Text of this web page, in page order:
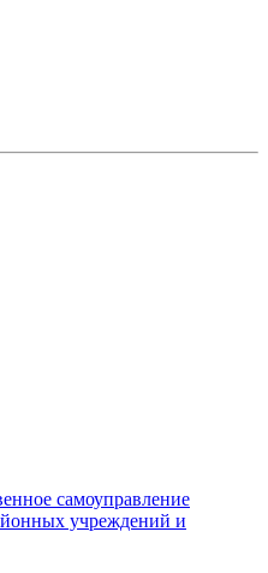
самоуправление
учреждений и